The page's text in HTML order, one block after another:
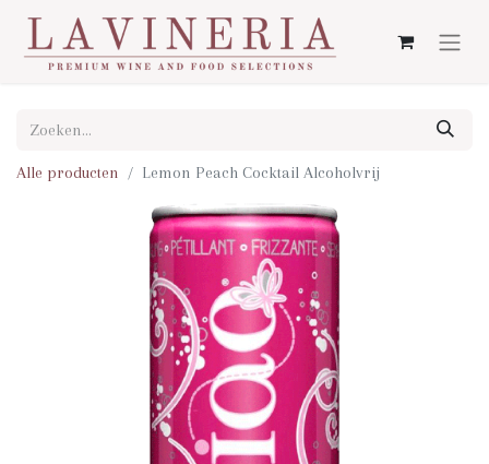
Alle producten Lemon Peach Cocktail Alcoholvrij